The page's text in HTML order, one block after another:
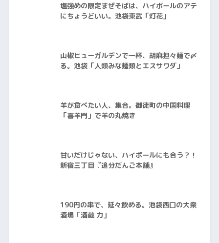
塩強めの限定まぜそばは、ハイボールのアテ
にちょうどいい。池袋東武「灯花」
山椒ヒューガルデンで一杯、胡麻担々麺で〆
る。池袋「人類みな麺類とエスサワダ」
羊が食べたい人、集合。御徒町の中国料理
「喜羊門」で羊の丸焼き
甘いだけじゃない、ハイボールにも合う？！
新宿三丁目『追分だんご本舗』
190円の串で、延々飲める。池袋西口の大衆
酒場「酒蔵 力」